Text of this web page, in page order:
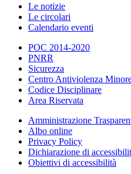
Le notizie
Le circolari
Calendario eventi
POC 2014-2020
PNRR
Sicurezza
Centro Antiviolenza
Codice Disciplinare
Area Riservata
Amministrazione
Albo online
Privacy Policy
Dichiarazione di
Obiettivi di accessibilità